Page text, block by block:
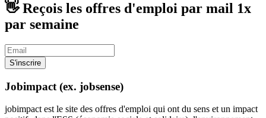
👋 Reçois les offres d'emploi par mail 1x
par semaine
S'inscrire
Jobimpact (ex. jobsense)
jobimpact est le site des offres d'emploi qui ont du sens et un impact